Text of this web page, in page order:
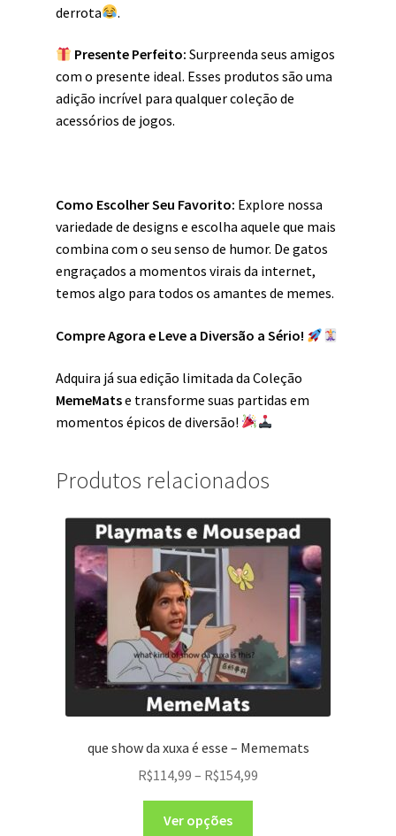
derrota .
Presente Perfeito: Surpreenda seus amigos
com o presente ideal. Esses produtos são uma
adição incrível para qualquer coleção de
acessórios de jogos.
Como Escolher Seu Favorito: Explore nossa
variedade de designs e escolha aquele que mais
combina com o seu senso de humor. De gatos
engraçados a momentos virais da internet,
temos algo para todos os amantes de memes.
Compre Agora e Leve a Diversão a Sério!
Adquira já sua edição limitada da Coleção
MemeMatse transforme suas partidas em
momentos épicos de diversão!
Produtos relacionados
que show da xuxa é esse – Mememats
R$114,99 – R$154,99
Ver opções